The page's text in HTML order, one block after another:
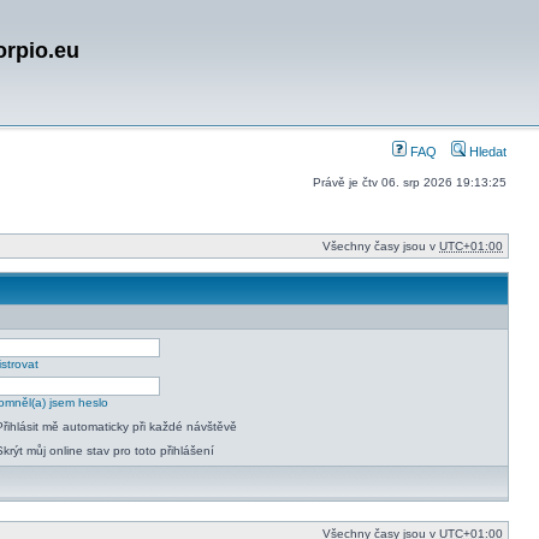
FAQ Hledat
Právě je čtv 06. srp 2026 19:13:25
Všechny časy jsou v UTC+01:00
jsem heslo
mě automaticky při každé návštěvě
můj online stav pro toto přihlášení
Všechny časy jsou v UTC+01:00